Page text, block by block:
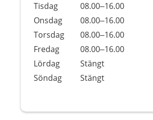
Tisdag
08.00–16.00
Onsdag
08.00–16.00
Torsdag
08.00–16.00
Fredag
08.00–16.00
Lördag
Stängt
Söndag
Stängt